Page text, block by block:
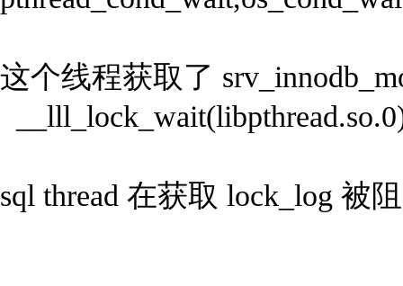
这个线程获取了
sql thread 在获取 lock_log 被